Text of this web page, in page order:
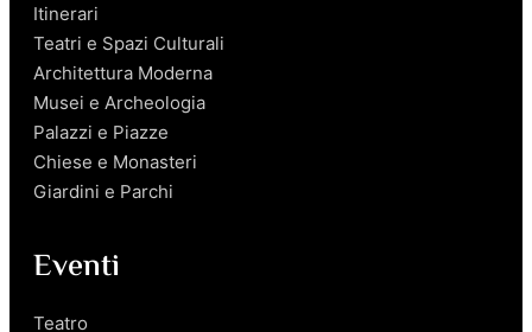
Itinerari
Teatri e Spazi Culturali
Architettura Moderna
Musei e Archeologia
Palazzi e Piazze
Chiese e Monasteri
Giardini e Parchi
Eventi
Teatro